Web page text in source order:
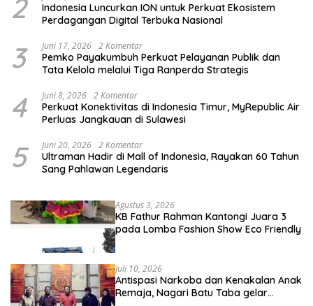
2
Indonesia Luncurkan ION untuk Perkuat Ekosistem
Perdagangan Digital Terbuka Nasional
3 Juni 17, 2026 2 Komentar
Pemko Payakumbuh Perkuat Pelayanan Publik dan
Tata Kelola melalui Tiga Ranperda Strategis
4 Juni 8, 2026 2 Komentar
Perkuat Konektivitas di Indonesia Timur, MyRepublic Air
Perluas Jangkauan di Sulawesi
5 Juni 20, 2026 2 Komentar
Ultraman Hadir di Mall of Indonesia, Rayakan 60 Tahun
Sang Pahlawan Legendaris
Agustus 3, 2026
KB Fathur Rahman Kantongi Juara 3
pada Lomba Fashion Show Eco Friendly
Juli 10, 2026
Antispasi Narkoba dan Kenakalan Anak
Remaja, Nagari Batu Taba gelar